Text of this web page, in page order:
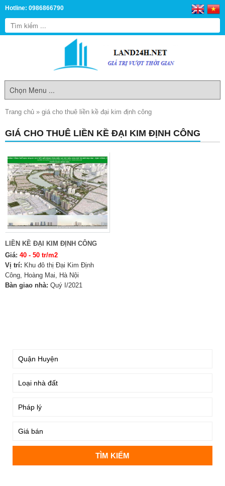
Hotline: 0986866790
Trang chủ » giá cho thuê liền kề đại kim định công
GIÁ CHO THUÊ LIỀN KỀ ĐẠI KIM ĐỊNH CÔNG
LIỀN KỀ ĐẠI KIM ĐỊNH CÔNG
Giá: 40 - 50 tr/m2
Vị trí: Khu đô thị Đại Kim Định
Công, Hoàng Mai, Hà Nội
Bàn giao nhà: Quý I/2021